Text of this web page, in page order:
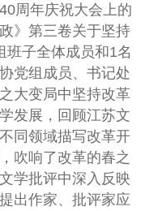
40周年庆祝大会上的
》第三卷关于坚持
班子全体成员和1名
党组成员、书记处
大变局中坚持改革
发展，回顾江苏文
同领域描写改革开
吹响了改革的春之
学批评中深入反映
出作家、批评家应